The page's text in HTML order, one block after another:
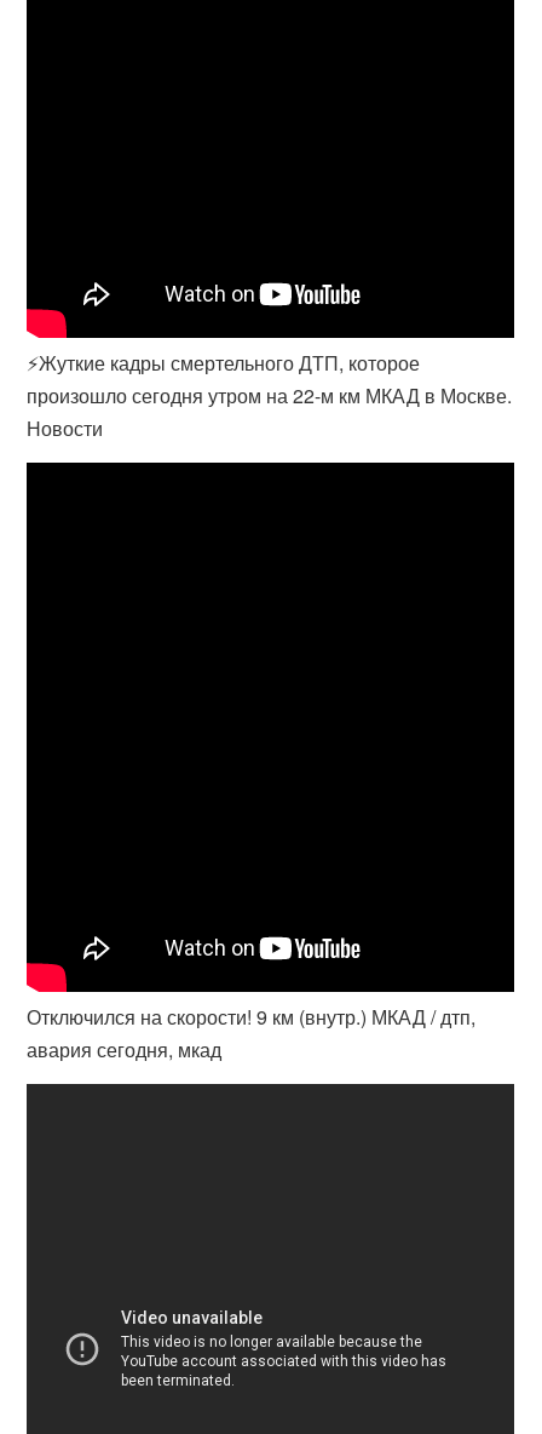
⚡️Жуткие кадры смертельного ДТП, которое
произошло сегодня утром на 22-м км МКАД в Москве.
Новости
Отключился на скорости! 9 км (внутр.) МКАД / дтп,
авария сегодня, мкад